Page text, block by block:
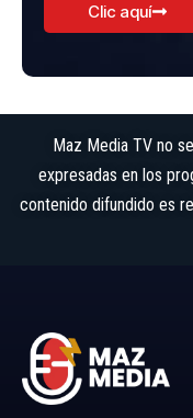
Clic aquí
Maz Media TV no
expresadas en los
contenido difundido es